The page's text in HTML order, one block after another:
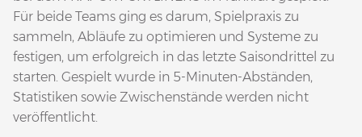
Für beide Teams ging es darum, Spielpraxis zu
sammeln, Abläufe zu optimieren und Systeme zu
festigen, um erfolgreich in das letzte Saisondrittel zu
starten. Gespielt wurde in 5-Minuten-Abständen,
Statistiken sowie Zwischenstände werden nicht
veröffentlicht.